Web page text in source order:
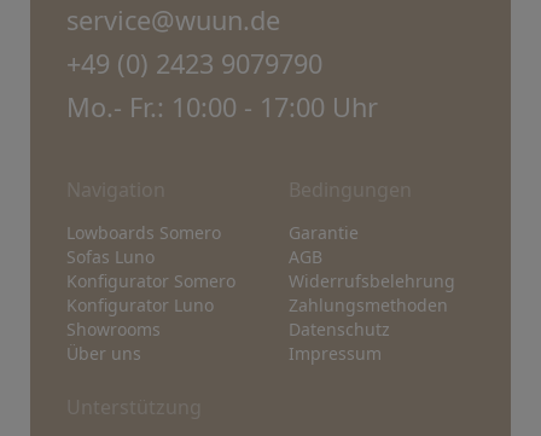
service@wuun.de
+49 (0) 2423 9079790
Mo.- Fr.: 10:00 - 17:00 Uhr
Lowboards Somero
Sofas Luno
Konfigurator Somero
Konfigurator Luno
Showrooms
Über uns
Garantie
AGB
Widerrufsbelehrung
Zahlungsmethoden
Datenschutz
Impressum